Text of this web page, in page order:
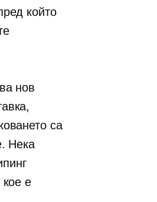
който
нов
са
Нека
кое е